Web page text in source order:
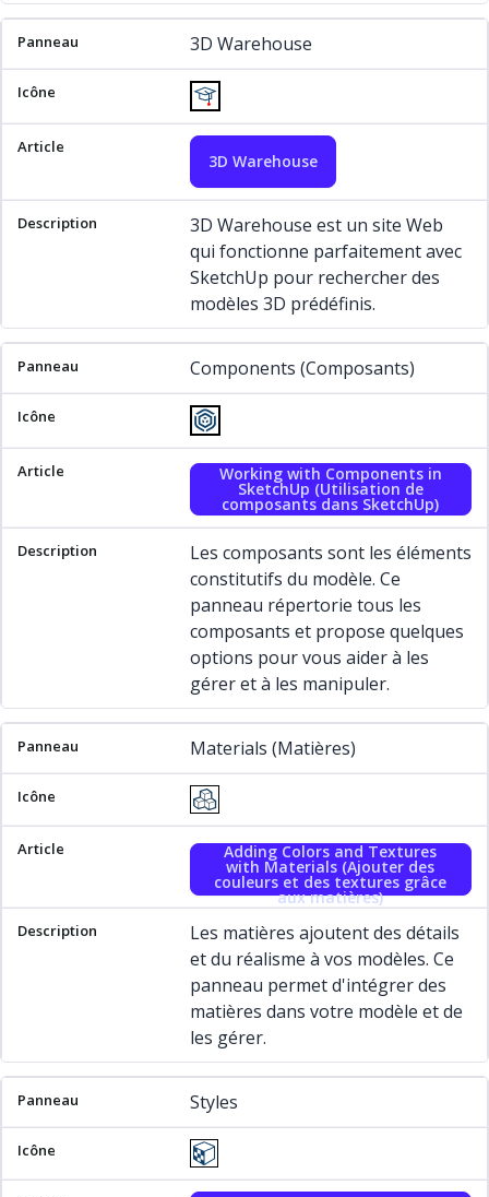
3D Warehouse
3D Warehouse
3D Warehouse est un site Web
qui fonctionne parfaitement avec
SketchUp pour rechercher des
modèles 3D prédéfinis.
Components (Composants)
Working with Components in
SketchUp (Utilisation de
composants dans SketchUp)
Les composants sont les éléments
constitutifs du modèle. Ce
panneau répertorie tous les
composants et propose quelques
options pour vous aider à les
gérer et à les manipuler.
Materials (Matières)
Adding Colors and Textures
with Materials (Ajouter des
couleurs et des textures grâce
aux matières)
Les matières ajoutent des détails
et du réalisme à vos modèles. Ce
panneau permet d'intégrer des
matières dans votre modèle et de
les gérer.
Styles